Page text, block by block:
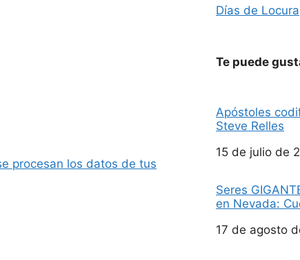
procesan los datos de tus
Días de Locura
Te puede
Apóstoles
Steve Relles
Fecha
15 de julio de
Seres
en Nevada:
Fecha
17 de agosto